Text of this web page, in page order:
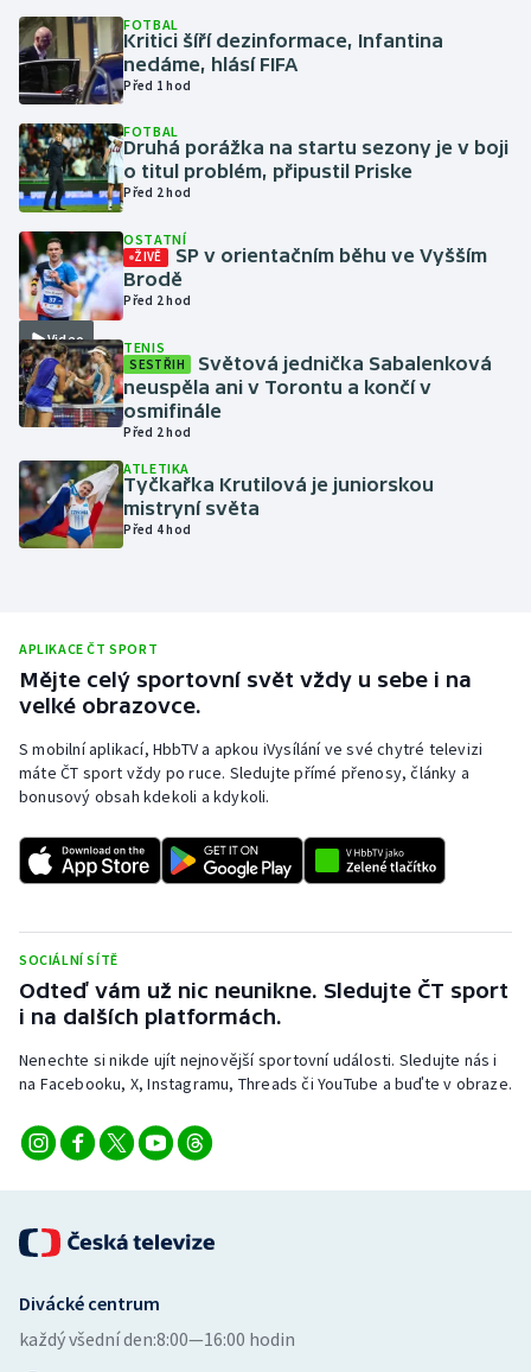
Jezdectví
Judo
Krasobruslení
Lezení
Lyže a snowboard
Moderní pětiboj
Motorsport
Olympijské hry
Parasport
Plavání
Ragby
Rychlobruslení
Rychlostní kanoistika
Sportovní střelba
Stolní tenis
Triatlon
Veslování
Volejbal
Ostatní
FOTBAL
Kritici šíří dezinformace, Infantina
nedáme, hlásí FIFA
Před 1 hod
FOTBAL
Druhá porážka na startu sezony je v boji
o titul problém, připustil Priske
Před 2 hod
Video
OSTATNÍ
ŽIVĚ
SP v orientačním běhu ve Vyšším
Brodě
Před 2 hod
TENIS
SESTŘIH
Světová jednička Sabalenková
neuspěla ani v Torontu a končí v
osmifinále
Před 2 hod
ATLETIKA
Tyčkařka Krutilová je juniorskou
mistryní světa
Před 4 hod
APLIKACE ČT SPORT
Mějte celý sportovní svět vždy u sebe i na
velké obrazovce.
S mobilní aplikací, HbbTV a apkou iVysílání ve své chytré televizi
máte ČT sport vždy po ruce. Sledujte přímé přenosy, články a
bonusový obsah kdekoli a kdykoli.
SOCIÁLNÍ SÍTĚ
Odteď vám už nic neunikne. Sledujte ČT sport
i na dalších platformách.
Nenechte si nikde ujít nejnovější sportovní události. Sledujte nás i
na Facebooku, X, Instagramu, Threads či YouTube a buďte v obraze.
Divácké centrum
každý všední den:8:00—16:00 hodin